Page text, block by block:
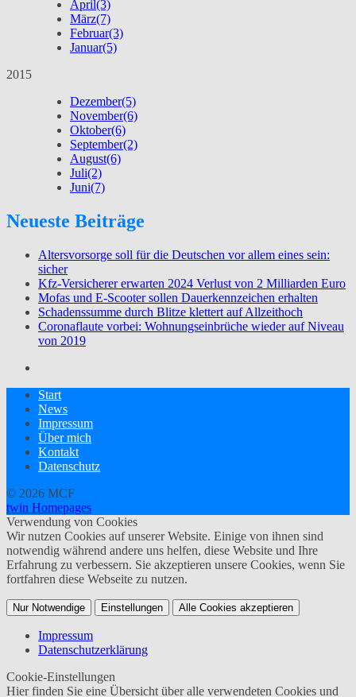
April(3)
März(7)
Februar(3)
Januar(5)
2015
Dezember(5)
November(6)
Oktober(6)
September(2)
August(6)
Juli(2)
Juni(7)
Neueste Beiträge
Altersvorsorge soll für die Deutschen vor allem eines sein:
sicher
Kfz-Versicherer erwarten 2024 Verlust von 2 Milliarden Euro
Mofas und E-Scooter sollen Dauerkennzeichen erhalten
Schadenssumme durch Blitze klettert auf Allzeithoch
Coronaflaute vorbei: Wohnungseinbrüche wieder auf Niveau
von 2019
Start
News
Impressum
Über mich
Kontakt
Datenschutz
© 2026 MCF
twin Homepages
Verwendung von Cookies
Wir nutzen Cookies auf unserer Website. Einige von ihnen sind
notwendig während andere uns helfen, diese Website und Ihre
Erfahrung zu verbessern. Sie akzeptieren unsere Cookies, wenn Sie
fortfahren diese Webseite zu nutzen.
Nur Notwendige Einstellungen Alle Cookies akzeptieren
Impressum
Datenschutzerklärung
Cookie-Einstellungen
Hier finden Sie eine Übersicht über alle verwendeten Cookies und